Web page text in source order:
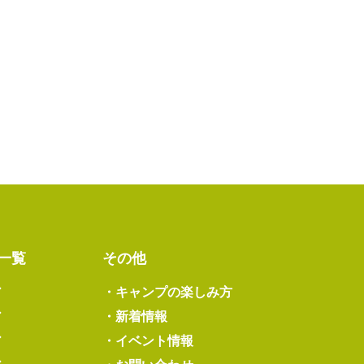
覧 その他
・ キャンプの楽しみ方
・ 新着情報
・ イベント情報